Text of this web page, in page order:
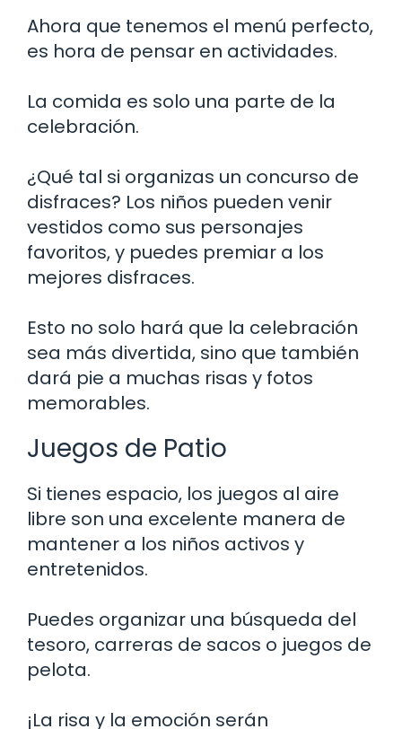
Ahora que tenemos el menú perfecto,
es hora de pensar en actividades.
La comida es solo una parte de la
celebración.
¿Qué tal si organizas un concurso de
disfraces? Los niños pueden venir
vestidos como sus personajes
favoritos, y puedes premiar a los
mejores disfraces.
Esto no solo hará que la celebración
sea más divertida, sino que también
dará pie a muchas risas y fotos
memorables.
Juegos de Patio
Si tienes espacio, los juegos al aire
libre son una excelente manera de
mantener a los niños activos y
entretenidos.
Puedes organizar una búsqueda del
tesoro, carreras de sacos o juegos de
pelota.
¡La risa y la emoción serán